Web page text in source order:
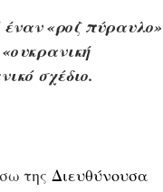
«ροζ πύραυλο»
σχέδιο.
της Διευθύνουσα